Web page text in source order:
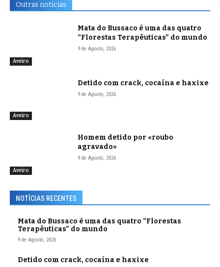
Outras notícias
Aveiro
Mata do Bussaco é uma das quatro
“Florestas Terapêuticas” do mundo
9 de Agosto, 2026
Aveiro
Detido com crack, cocaína e haxixe
9 de Agosto, 2026
Aveiro
Homem detido por «roubo
agravado»
9 de Agosto, 2026
NOTÍCIAS RECENTES
Mata do Bussaco é uma das quatro “Florestas
Terapêuticas” do mundo
9 de Agosto, 2026
Detido com crack, cocaína e haxixe